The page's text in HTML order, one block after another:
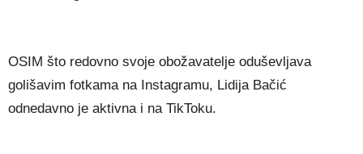
OSIM što redovno svoje obožavatelje oduševljava
golišavim fotkama na Instagramu, Lidija Bačić
odnedavno je aktivna i na TikToku.